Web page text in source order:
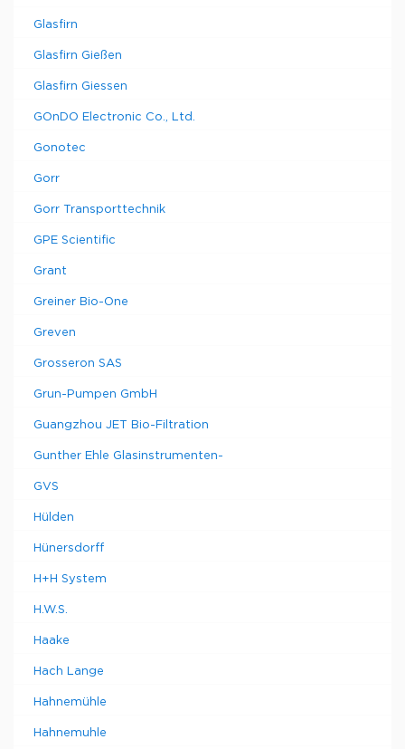
Glasfirn
Glasfirn Gießen
Glasfirn Giessen
GOnDO Electronic Co., Ltd.
Gonotec
Gorr
Gorr Transporttechnik
GPE Scientific
Grant
Greiner Bio-One
Greven
Grosseron SAS
Grun-Pumpen GmbH
Guangzhou JET Bio-Filtration
Gunther Ehle Glasinstrumenten-
GVS
Hülden
Hünersdorff
H+H System
H.W.S.
Haake
Hach Lange
Hahnemühle
Hahnemuhle